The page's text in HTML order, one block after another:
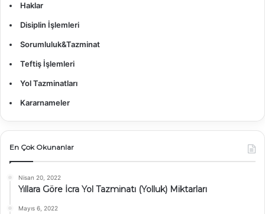
Haklar
Disiplin İşlemleri
Sorumluluk&Tazminat
Teftiş İşlemleri
Yol Tazminatları
Kararnameler
En Çok Okunanlar
Nisan 20, 2022
Yıllara Göre İcra Yol Tazminatı (Yolluk) Miktarları
Mayıs 6, 2022